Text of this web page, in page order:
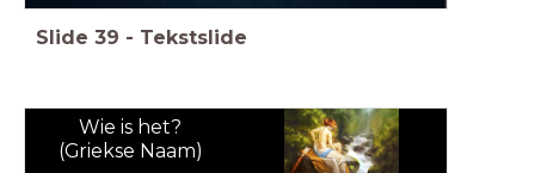
Slide 39 - Tekstslide
Wie is het?
(Griekse Naam)